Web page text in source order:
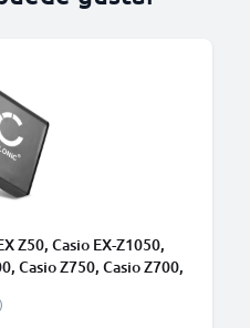
Z50, Casio EX-Z1050,
Casio Z750, Casio Z700,
3.7V de CELLONIC